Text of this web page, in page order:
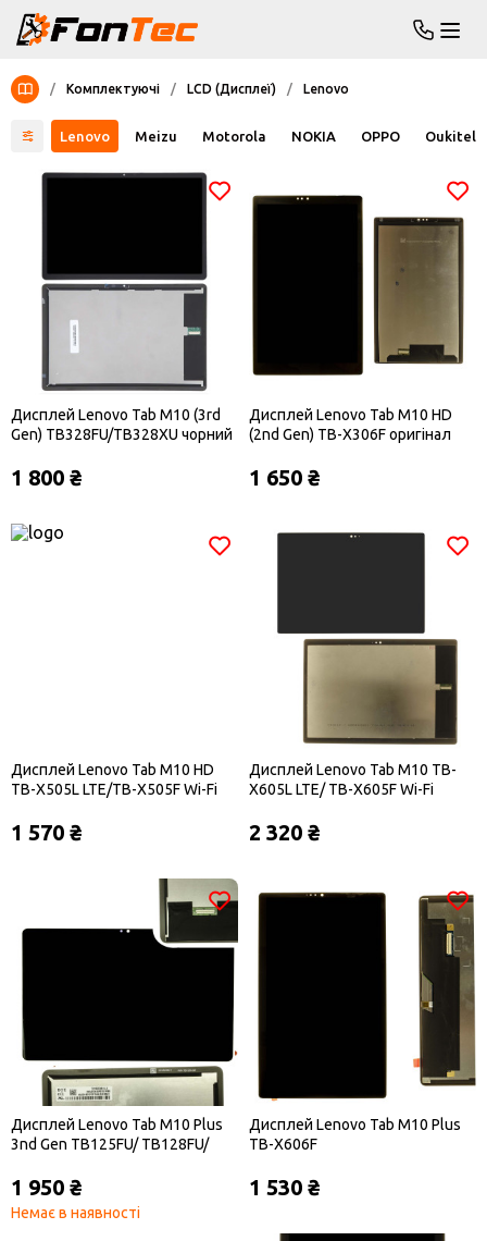
Lenovo Meizu Motorola NOKIA OPPO Oukitel
/ Комплектуючі / LCD (Дисплеї) / Lenovo
Дисплей Lenovo Tab M10 (3rd
Gen) TB328FU/TB328XU чорний
1 800 ₴
Дисплей Lenovo Tab M10 HD
(2nd Gen) TB-X306F оригінал
1 650 ₴
Дисплей Lenovo Tab M10 HD
TB-X505L LTE/TB-X505F Wi-Fi
1 570 ₴
Дисплей Lenovo Tab M10 TB-
X605L LTE/ TB-X605F Wi-Fi
2 320 ₴
Дисплей Lenovo Tab M10 Plus
3nd Gen TB125FU/ TB128FU/
1 950 ₴
Немає в наявності
Дисплей Lenovo Tab M10 Plus
TB-X606F
1 530 ₴